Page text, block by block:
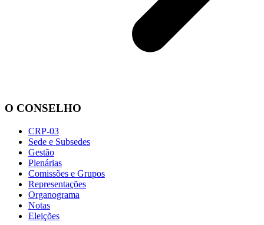
O CONSELHO
CRP-03
Sede e Subsedes
Gestão
Plenárias
Comissões e Grupos
Representações
Organograma
Notas
Eleições